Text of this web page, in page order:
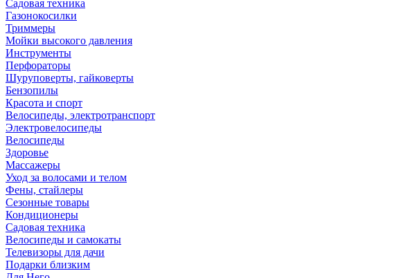
Садовая техника
Газонокосилки
Триммеры
Мойки высокого давления
Инструменты
Перфораторы
Шуруповерты, гайковерты
Бензопилы
Красота и спорт
Велосипеды, электротранспорт
Электровелосипеды
Велосипеды
Здоровье
Массажеры
Уход за волосами и телом
Фены, стайлеры
Сезонные товары
Кондиционеры
Садовая техника
Велосипеды и самокаты
Телевизоры для дачи
Подарки близким